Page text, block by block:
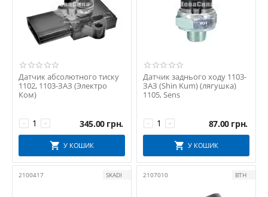
Датчик абсолютного тиску
1102, 1103-ЗАЗ (Электро
Ком)
+
− 345.00 грн.
У КОШИК
Датчик заднього ходу 1103-
ЗАЗ (Shin Kum) (лягушка)
1105, Sens
+
− 87.00 грн.
У КОШИК
2100417 SKADI 2107010 ВТН